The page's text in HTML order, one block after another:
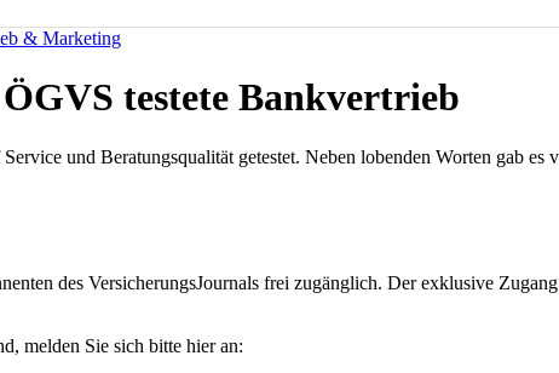
& Marketing
testete Bankvertrieb
und Beratungsqualität getestet. Neben lobenden Worten gab
des VersicherungsJournals frei zugänglich. Der exklusive
melden Sie sich bitte hier an: